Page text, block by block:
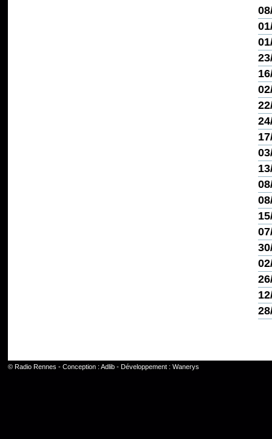
© Radio Rennes - Conception : Adlib- Développement : Wanerys